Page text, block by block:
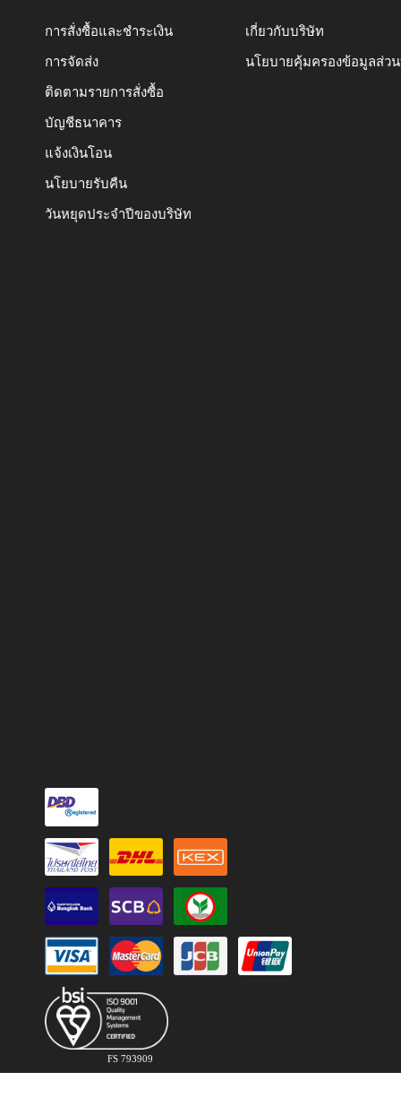
การสั่งซื้อและชำระเงิน
การจัดส่ง
ติดตามรายการสั่งซื้อ
บัญชีธนาคาร
แจ้งเงินโอน
นโยบายรับคืน
วันหยุดประจำปีของบริษัท
เกี่ยวกับบริษัท
นโยบายคุ้มครองข้อมูลส่ว
FS 793909